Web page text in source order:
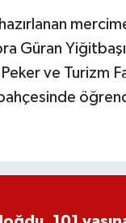
Güran Yiğitbaşı,
ve Turizm